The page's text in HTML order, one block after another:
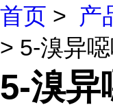
首页 > 产
> 5-溴异
5-溴异